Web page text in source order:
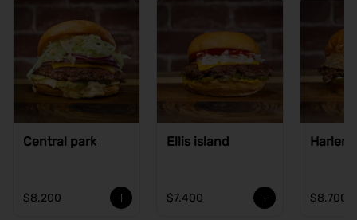
Central park
$8.200
Ellis island
$7.400
Harlem
$8.700